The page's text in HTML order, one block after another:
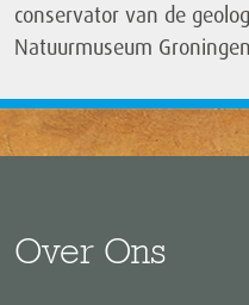
conservator van de
Natuurmuseum
Over Ons